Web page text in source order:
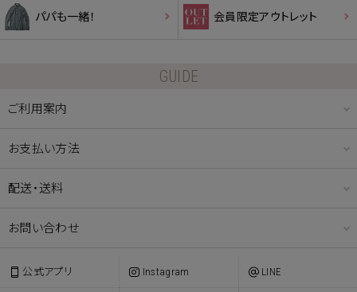
パパも一緒！ 会員限定アウトレット
GUIDE
ご利用案内
お支払い方法
配送・送料
お問い合わせ
公式アプリ Instagram LINE